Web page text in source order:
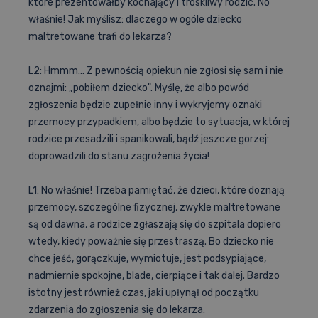
które prezentowałby kochający i troskliwy rodzic. No
właśnie! Jak myślisz: dlaczego w ogóle dziecko
maltretowane trafi do lekarza?
L2: Hmmm… Z pewnością opiekun nie zgłosi się sam i nie
oznajmi: „pobiłem dziecko". Myślę, że albo powód
zgłoszenia będzie zupełnie inny i wykryjemy oznaki
przemocy przypadkiem, albo będzie to sytuacja, w której
rodzice przesadzili i spanikowali, bądź jeszcze gorzej:
doprowadzili do stanu zagrożenia życia!
L1: No właśnie! Trzeba pamiętać, że dzieci, które doznają
przemocy, szczególne fizycznej, zwykle maltretowane
są od dawna, a rodzice zgłaszają się do szpitala dopiero
wtedy, kiedy poważnie się przestraszą. Bo dziecko nie
chce jeść, gorączkuje, wymiotuje, jest podsypiające,
nadmiernie spokojne, blade, cierpiące i tak dalej. Bardzo
istotny jest również czas, jaki upłynął od początku
zdarzenia do zgłoszenia się do lekarza.